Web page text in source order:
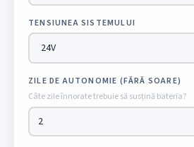
TENSIUNEA SISTEMULUI
ZILE DE AUTONOMIE (FĂRĂ SOARE)
Câte zile înnorate trebuie să susțină bateria?